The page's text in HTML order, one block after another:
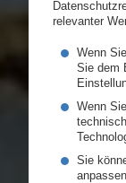
relevanter
Wenn
Sie dem
Wenn
Sie